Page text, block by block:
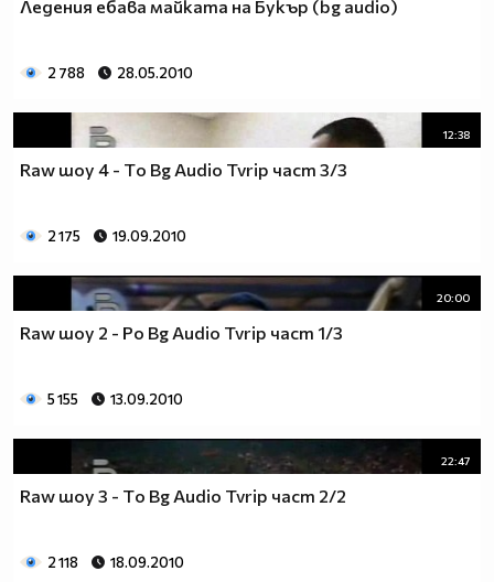
Ледения ебава майката на Букър (bg audio)
2 788 28.05.2010
12:38
Raw шоу 4 - Tо Bg Audio Tvrip част 3/3
2 175 19.09.2010
20:00
Raw шоу 2 - Ро Bg Audio Tvrip част 1/3
5 155 13.09.2010
22:47
Raw шоу 3 - Tо Bg Audio Tvrip част 2/2
2 118 18.09.2010